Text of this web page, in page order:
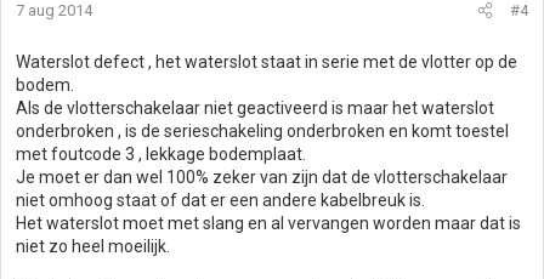
7 aug 2014 #4
Waterslot defect , het waterslot staat in serie met de vlotter op de
bodem.
Als de vlotterschakelaar niet geactiveerd is maar het waterslot
onderbroken , is de serieschakeling onderbroken en komt toestel
met foutcode 3 , lekkage bodemplaat.
Je moet er dan wel 100% zeker van zijn dat de vlotterschakelaar
niet omhoog staat of dat er een andere kabelbreuk is.
Het waterslot moet met slang en al vervangen worden maar dat is
niet zo heel moeilijk.